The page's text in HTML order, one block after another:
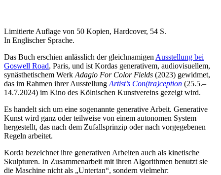
Limitierte Auflage von 50 Kopien, Hardcover, 54 S.
In Englischer Sprache.
Das Buch erschien anlässlich der gleichnamigen Ausstellung bei
Goswell Road, Paris, und ist Kordas generativem, audiovisuellem,
synästhetischem Werk Adagio For Color Fields (2023) gewidmet,
das im Rahmen ihrer Ausstellung Artist’s Con(tra)ception (25.5.–
14.7.2024) im Kino des Kölnischen Kunstvereins gezeigt wird.
Es handelt sich um eine sogenannte generative Arbeit. Generative
Kunst wird ganz oder teilweise von einem autonomen System
hergestellt, das nach dem Zufallsprinzip oder nach vorgegebenen
Regeln arbeitet.
Korda bezeichnet ihre generativen Arbeiten auch als kinetische
Skulpturen. In Zusammenarbeit mit ihren Algorithmen benutzt sie
die Maschine nicht als „Untertan“, sondern vielmehr: